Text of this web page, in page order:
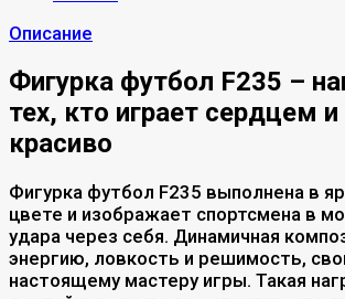
Описание
Фигурка футбол F235 –
тех, кто играет сердцем
красиво
Фигурка футбол F235 выполнена в
цвете и изображает спортсмена в
удара через себя. Динамичная
энергию, ловкость и решимость,
настоящему мастеру игры. Такая